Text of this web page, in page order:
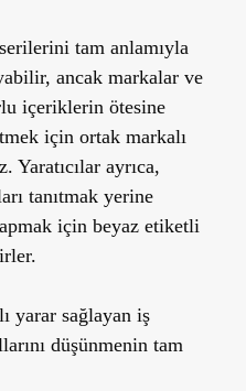
tam anlamıyla
ancak markalar ve
içeriklerin ötesine
için ortak markalı
Yaratıcılar ayrıca,
tanıtmak yerine
için beyaz etiketli
yarar sağlayan iş
düşünmenin tam